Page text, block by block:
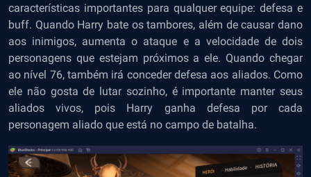
características importantes para qualquer equipe: defesa e
buff. Quando Harry bate os tambores, além de causar dano
aos inimigos, aumenta o ataque e a velocidade de dois
personagens que estejam próximos a ele. Quando chegar
ao nível 76, também irá conceder defesa aos aliados. Como
ele não gosta de lutar sozinho, é importante manter seus
aliados vivos, pois Harry ganha defesa por cada
personagem aliado que está no campo de batalha.